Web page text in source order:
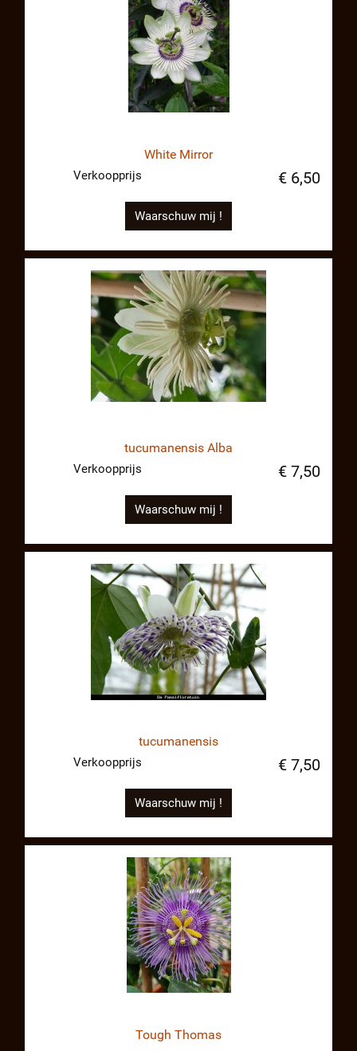
White Mirror
Verkoopprijs € 6,50
Waarschuw mij !
tucumanensis Alba
Verkoopprijs € 7,50
Waarschuw mij !
tucumanensis
Verkoopprijs € 7,50
Waarschuw mij !
Tough Thomas